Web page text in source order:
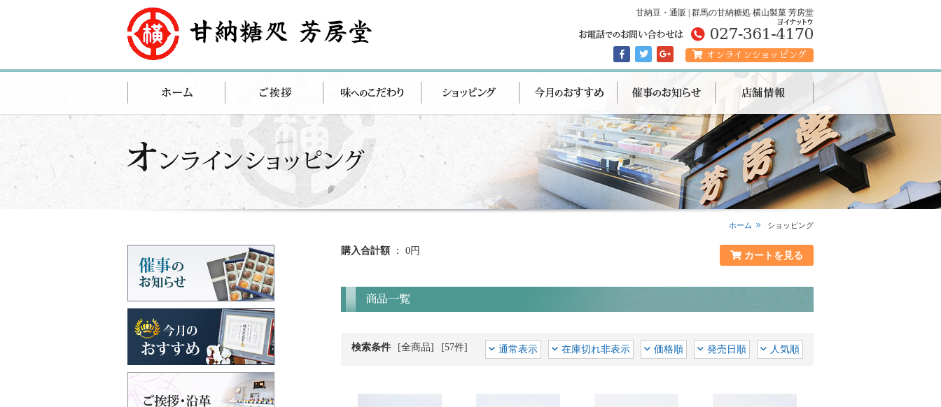
甘納豆・通販 | 群馬の甘納糖処 横山製菓 芳房堂
オンラインショッピング
ホーム ショッピング
購入合計額 ： 0円
商品一覧
検索条件 [全商品] [57件] 通常表示 在庫切れ非表示 価格順 発売日順 人気順